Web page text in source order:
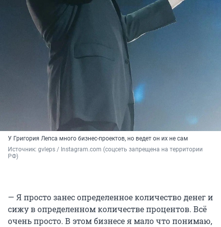
У Григория Лепса много бизнес-проектов, но ведет он их не сам
Источник: gvleps / Instagram.com (соцсеть запрещена на территории
РФ)
— Я просто занес определенное количество денег и
сижу в определенном количестве процентов. Всё
очень просто. В этом бизнесе я мало что понимаю,